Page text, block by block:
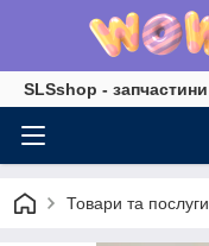
SLSshop -
Товари та послуги